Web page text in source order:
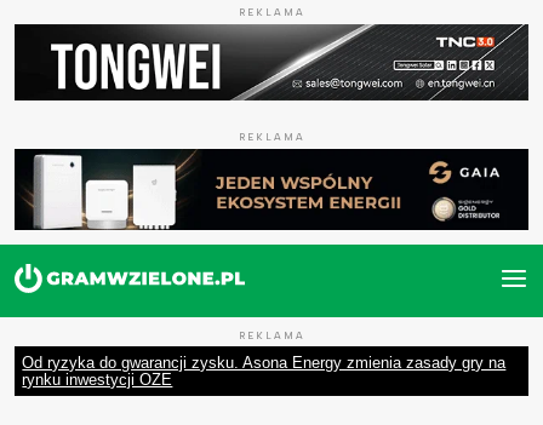
REKLAMA
REKLAMA
REKLAMA
Od ryzyka do gwarancji zysku. Asona Energy zmienia zasady gry na
rynku inwestycji OZE